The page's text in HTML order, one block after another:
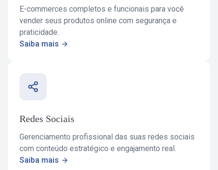
E-commerces completos e funcionais para você
vender seus produtos online com segurança e
praticidade.
Saiba mais
Redes Sociais
Gerenciamento profissional das suas redes sociais
com conteúdo estratégico e engajamento real.
Saiba mais